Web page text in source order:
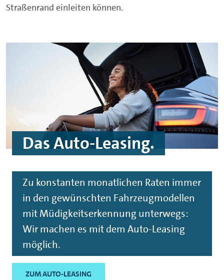
Straßenrand einleiten können.
Das Auto-Leasing.
Zu konstanten monatlichen Raten immer
in den gewünschten Fahrzeugmodellen
mit Müdigkeitserkennung unterwegs:
Wir machen es mit dem Auto-Leasing
möglich.
ZUM AUTO-LEASING